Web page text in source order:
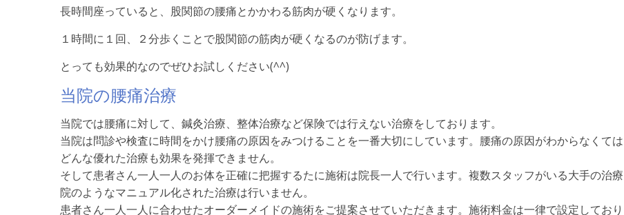
長時間座っていると、股関節の腰痛とかかわる筋肉が硬くなります。
１時間に１回、２分歩くことで股関節の筋肉が硬くなるのが防げます。
とっても効果的なのでぜひお試しください(^^)
当院の腰痛治療
当院では腰痛に対して、鍼灸治療、整体治療など保険では行えない治療をしております。
当院は問診や検査に時間をかけ腰痛の原因をみつけることを一番大切にしています。腰痛の原因がわからなくては
どんな優れた治療も効果を発揮できません。
そして患者さん一人一人のお体を正確に把握するたに施術は院長一人で行います。複数スタッフがいる大手の治療
院のようなマニュアル化された治療は行いません。
患者さん一人一人に合わせたオーダーメイドの施術をご提案させていただきます。施術料金は一律で設定しており